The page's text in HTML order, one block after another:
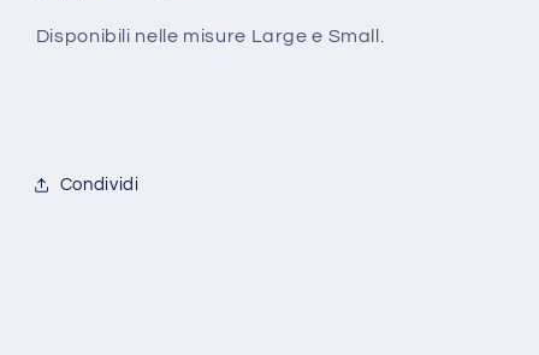
Disponibili nelle misure Large e Small.
Condividi